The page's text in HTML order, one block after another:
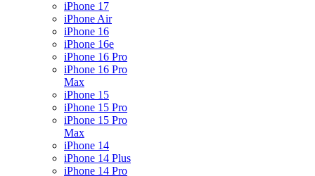
iPhone 17
iPhone Air
iPhone 16
iPhone 16e
iPhone 16 Pro
iPhone 16 Pro
Max
iPhone 15
iPhone 15 Pro
iPhone 15 Pro
Max
iPhone 14
iPhone 14 Plus
iPhone 14 Pro